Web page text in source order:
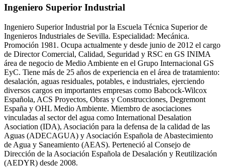
Ingeniero Superior Industrial
Ingeniero Superior Industrial por la Escuela Técnica Superior de
Ingenieros Industriales de Sevilla. Especialidad: Mecánica.
Promoción 1981. Ocupa actualmente y desde junio de 2012 el cargo
de Director Comercial, Calidad, Seguridad y RSC en GS INIMA
área de negocio de Medio Ambiente en el Grupo Internacional GS
EyC. Tiene más de 25 años de experiencia en el área de tratamiento:
desalación, aguas residuales, potables, e industriales, ejerciendo
diversos cargos en importantes empresas como Babcock-Wilcox
Española, ACS Proyectos, Obras y Construcciones, Degremont
España y OHL Medio Ambiente. Miembro de asociaciones
vinculadas al sector del agua como International Desalation
Asociation (IDA), Asociación para la defensa de la calidad de las
Aguas (ADECAGUA) y Asociación Española de Abastecimiento
de Agua y Saneamiento (AEAS). Perteneció al Consejo de
Dirección de la Asociación Española de Desalación y Reutilización
(AEDYR) desde 2008.